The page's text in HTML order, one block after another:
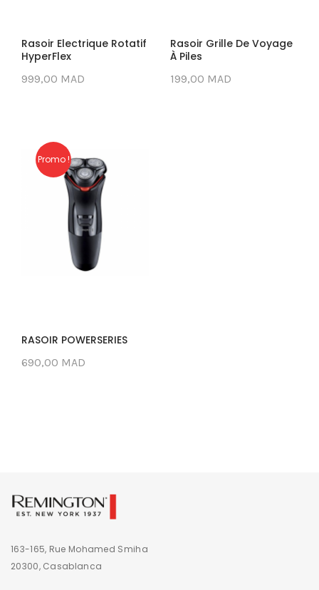
Rasoir Electrique Rotatif
HyperFlex
999,00 MAD
Rasoir Grille De Voyage
À Piles
199,00 MAD
Promo !
RASOIR POWERSERIES
690,00 MAD
163-165, Rue Mohamed Smiha
20300, Casablanca